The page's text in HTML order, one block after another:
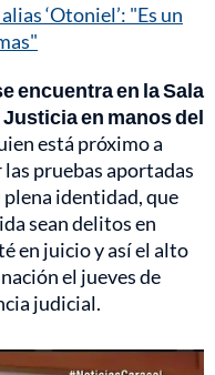
‘Otoniel’: "Es un
encuentra en la Sala
en manos del
está próximo a
pruebas aportadas
plena identidad, que
sean delitos en
en juicio y así el alto
el jueves de
judicial.